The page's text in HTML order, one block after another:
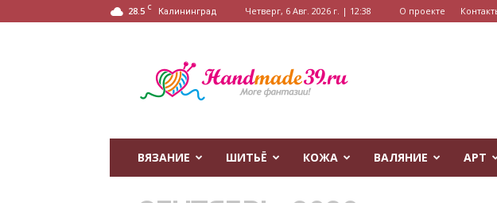
28.5 C Калининград Четверг, 6 Авг. 2026 г. | 12:38 О проекте
ВЯЗАНИЕ ШИТЬЁ КОЖА ВАЛЯНИЕ АРТ